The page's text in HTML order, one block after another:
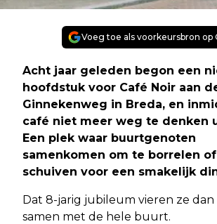
Voeg toe als voorkeursbron op
Acht jaar geleden begon een
hoofdstuk voor Café Noir aan
Ginnekenweg in Breda, en
café niet meer weg te denken
Een plek waar buurtgenoten
samenkomen om te borrelen
schuiven voor een smakelijk
Dat 8-jarig jubileum vieren ze dan
samen met de hele buurt.